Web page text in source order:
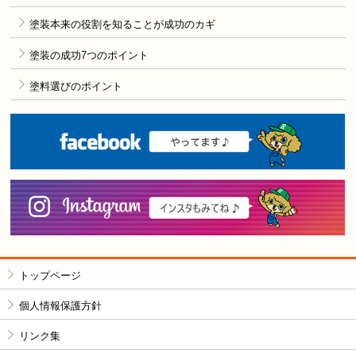
塗装本来の役割を知ることが成功のカギ
塗装の成功7つのポイント
塗料選びのポイント
トップページ
個人情報保護方針
リンク集